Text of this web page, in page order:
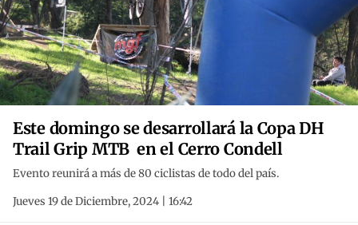
Este domingo se desarrollará la Copa DH
Trail Grip MTB en el Cerro Condell
Evento reunirá a más de 80 ciclistas de todo del país.
Jueves 19 de Diciembre, 2024 | 16:42